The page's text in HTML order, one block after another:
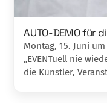
AUTO-DEMO für
Montag, 15. Juni
„EVENTuell nie
die Künstler,